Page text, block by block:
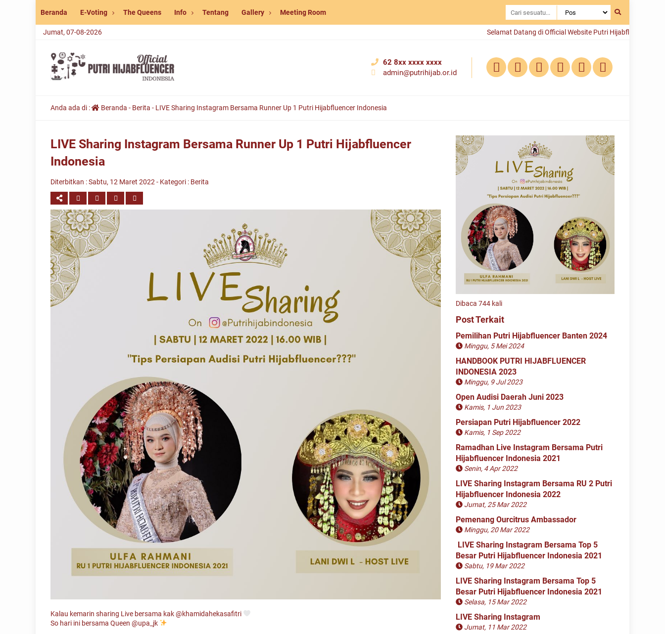
Beranda E-Voting The Queens Info Tentang Gallery Meeting Room
Jumat, 07-08-2026 Selamat Datang di Official Website Putri Hijabfluencer Indonesia
62 8xx xxxx xxxx
admin@putrihijab.or.id
Anda ada di : Beranda - Berita - LIVE Sharing Instagram Bersama Runner Up 1 Putri Hijabfluencer Indonesia
LIVE Sharing Instagram Bersama Runner Up 1 Putri Hijabfluencer
Indonesia
Diterbitkan :Sabtu, 12 Maret 2022 - Kategori : Berita
Kalau kemarin sharing Live bersama kak@khamidahekasafitri
So hari ini bersama Queen @upa_jk
Dibaca 744 kali
Post Terkait
Pemilihan Putri Hijabfluencer Banten 2024
Minggu, 5 Mei 2024
HANDBOOK PUTRI HIJABFLUENCER
INDONESIA 2023
Minggu, 9 Jul 2023
Open Audisi Daerah Juni 2023
Kamis, 1 Jun 2023
Persiapan Putri Hijabfluencer 2022
Kamis, 1 Sep 2022
Ramadhan Live Instagram Bersama Putri
Hijabfluencer Indonesia 2021
Senin, 4 Apr 2022
LIVE Sharing Instagram Bersama RU 2 Putri
Hijabfluencer Indonesia 2022
Jumat, 25 Mar 2022
Pemenang Ourcitrus Ambassador
Minggu, 20 Mar 2022
LIVE Sharing Instagram Bersama Top 5
Besar Putri Hijabfluencer Indonesia 2021
Sabtu, 19 Mar 2022
LIVE Sharing Instagram Bersama Top 5
Besar Putri Hijabfluencer Indonesia 2021
Selasa, 15 Mar 2022
LIVE Sharing Instagram
Jumat, 11 Mar 2022